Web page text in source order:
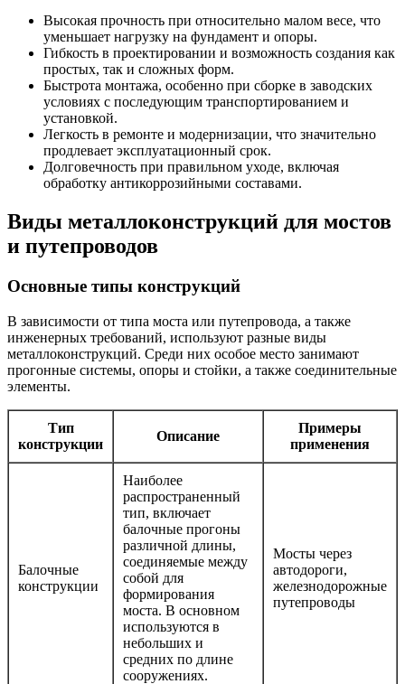
Высокая прочность при относительно малом весе, что
уменьшает нагрузку на фундамент и опоры.
Гибкость в проектировании и возможность создания как
простых, так и сложных форм.
Быстрота монтажа, особенно при сборке в заводских
условиях с последующим транспортированием и
установкой.
Легкость в ремонте и модернизации, что значительно
продлевает эксплуатационный срок.
Долговечность при правильном уходе, включая
обработку антикоррозийными составами.
Виды металлоконструкций для мостов
и путепроводов
Основные типы конструкций
В зависимости от типа моста или путепровода, а также
инженерных требований, используют разные виды
металлоконструкций. Среди них особое место занимают
прогонные системы, опоры и стойки, а также соединительные
элементы.
Тип
конструкции
Описание
Примеры
применения
Балочные
конструкции
Наиболее
распространенный
тип, включает
балочные прогоны
различной длины,
соединяемые между
собой для
формирования
моста. В основном
используются в
небольших и
средних по длине
сооружениях.
Мосты через
автодороги,
железнодорожные
путепроводы